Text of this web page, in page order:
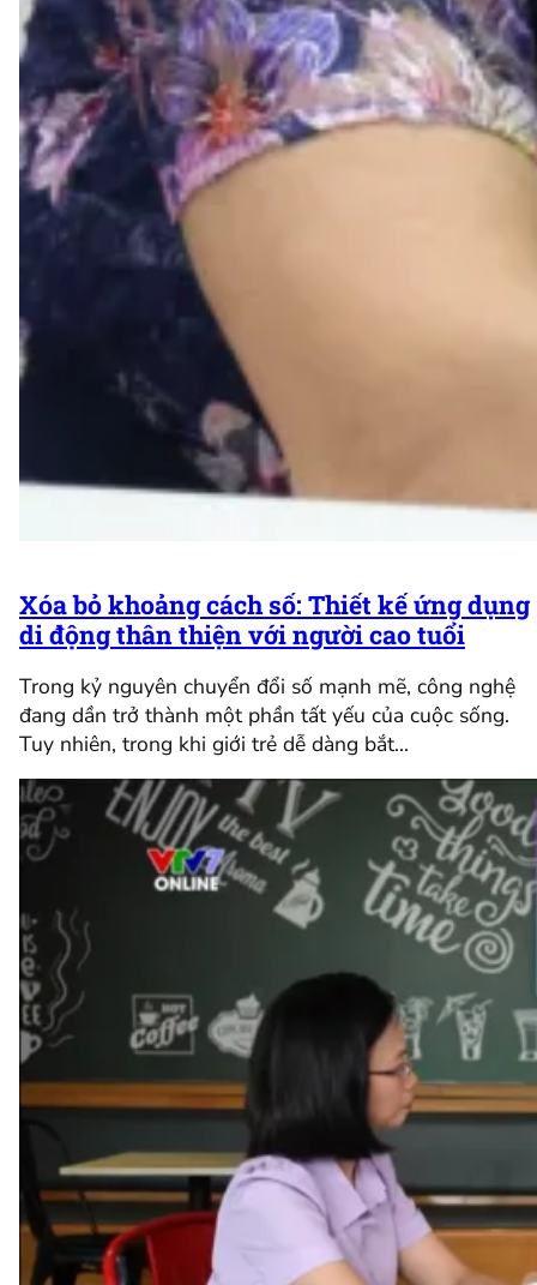
Xóa bỏ khoảng cách số: Thiết kế ứng dụng
di động thân thiện với người cao tuổi
Trong kỷ nguyên chuyển đổi số mạnh mẽ, công nghệ
đang dần trở thành một phần tất yếu của cuộc sống.
Tuy nhiên, trong khi giới trẻ dễ dàng bắt…